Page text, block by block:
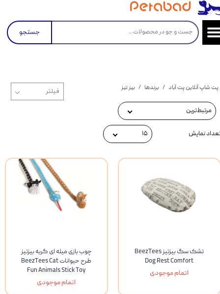
جستجو
پت شاپ آنلاین پت آباد برندها بیز تیز
مرتبط‌ترین
نمایش ۱۵
تشک سگ بیزتیز BeezTees
Dog Rest Comfort
اتمام موجودی
چوب بازی میله ای گربه بیزتیز
طرح حیوانات BeezTees Cat
Fun Animals Stick Toy
اتمام موجودی